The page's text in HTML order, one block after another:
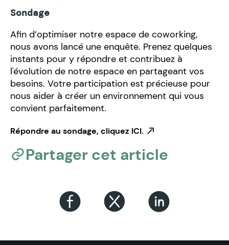
Sondage
Afin d’optimiser notre espace de coworking,
nous avons lancé une enquête. Prenez quelques
instants pour y répondre et contribuez à
l'évolution de notre espace en partageant vos
besoins. Votre participation est précieuse pour
nous aider à créer un environnement qui vous
convient parfaitement.
Répondre au sondage, cliquez ICI.
Partager cet article